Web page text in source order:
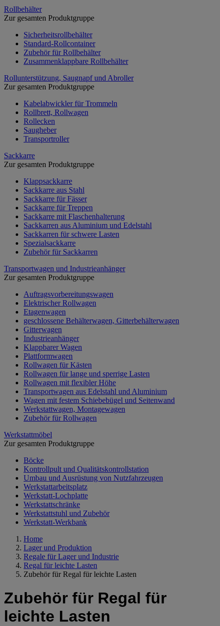
Rollbehälter
Zur gesamten Produktgruppe
Sicherheitsrollbehälter
Standard-Rollcontainer
Zubehör für Rollbehälter
Zusammenklappbare Rollbehälter
Rollunterstützung, Saugnapf und Abroller
Zur gesamten Produktgruppe
Kabelabwickler für Trommeln
Rollbrett, Rollwagen
Rollecken
Saugheber
Transportroller
Sackkarre
Zur gesamten Produktgruppe
Klappsackkarre
Sackkarre aus Stahl
Sackkarre für Fässer
Sackkarre für Treppen
Sackkarre mit Flaschenhalterung
Sackkarren aus Aluminium und Edelstahl
Sackkarren für schwere Lasten
Spezialsackkarre
Zubehör für Sackkarren
Transportwagen und Industrieanhänger
Zur gesamten Produktgruppe
Auftragsvorbereitungswagen
Elektrischer Rollwagen
Etagenwagen
geschlossene Behälterwagen, Gitterbehälterwagen
Gitterwagen
Industrieanhänger
Klappbarer Wagen
Plattformwagen
Rollwagen für Kästen
Rollwagen für lange und sperrige Lasten
Rollwagen mit flexibler Höhe
Transportwagen aus Edelstahl und Aluminium
Wagen mit festem Schiebebügel und Seitenwand
Werkstattwagen, Montagewagen
Zubehör für Rollwagen
Werkstattmöbel
Zur gesamten Produktgruppe
Böcke
Kontrollpult und Qualitätskontrollstation
Umbau und Ausrüstung von Nutzfahrzeugen
Werkstattarbeitsplatz
Werkstatt-Lochplatte
Werkstattschränke
Werkstattstuhl und Zubehör
Werkstatt-Werkbank
Home
Lager und Produktion
Regale für Lager und Industrie
Regal für leichte Lasten
Zubehör für Regal für leichte Lasten
Zubehör für Regal für
leichte Lasten